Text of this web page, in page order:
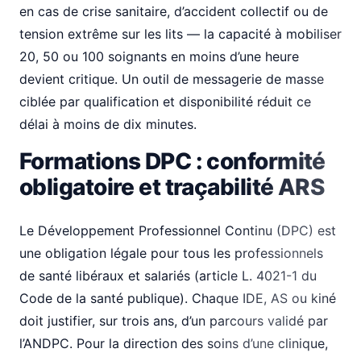
en cas de crise sanitaire, d’accident collectif ou de
tension extrême sur les lits — la capacité à mobiliser
20, 50 ou 100 soignants en moins d’une heure
devient critique. Un outil de messagerie de masse
ciblée par qualification et disponibilité réduit ce
délai à moins de dix minutes.
Formations DPC : conformité
obligatoire et traçabilité ARS
Le Développement Professionnel Continu (DPC) est
une obligation légale pour tous les professionnels
de santé libéraux et salariés (article L. 4021-1 du
Code de la santé publique). Chaque IDE, AS ou kiné
doit justifier, sur trois ans, d’un parcours validé par
l’ANDPC. Pour la direction des soins d’une clinique,